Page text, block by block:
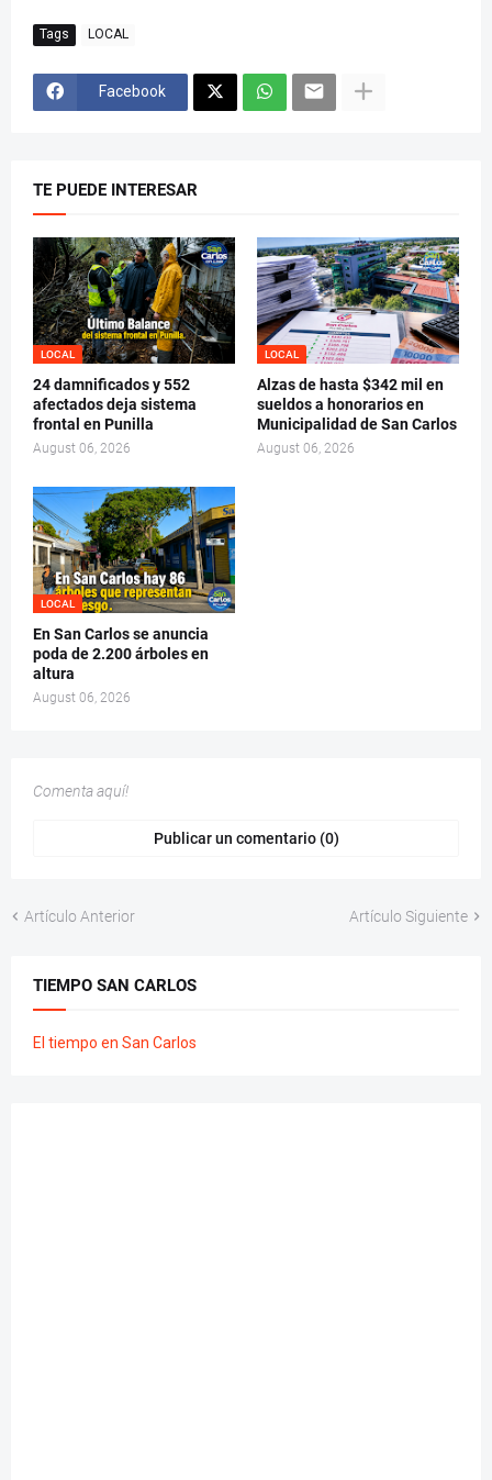
Tags LOCAL
Facebook
TE PUEDE INTERESAR
LOCAL
24 damnificados y 552
afectados deja sistema
frontal en Punilla
August 06, 2026
LOCAL
Alzas de hasta $342 mil en
sueldos a honorarios en
Municipalidad de San Carlos
August 06, 2026
LOCAL
En San Carlos se anuncia
poda de 2.200 árboles en
altura
August 06, 2026
Comenta aquí!
Publicar un comentario (0)
Artículo Anterior Artículo Siguiente
TIEMPO SAN CARLOS
El tiempo en San Carlos